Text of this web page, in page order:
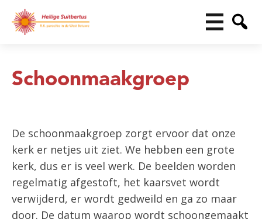
Schoonmaakgroep
De schoonmaakgroep zorgt ervoor dat onze
kerk er netjes uit ziet. We hebben een grote
kerk, dus er is veel werk. De beelden worden
regelmatig afgestoft, het kaarsvet wordt
verwijderd, er wordt gedweild en ga zo maar
door. De datum waarop wordt schoongemaakt